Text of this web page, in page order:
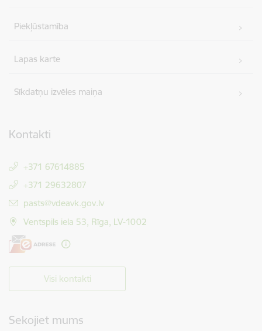
Piekļūstamība
Lapas karte
Sīkdatņu izvēles maiņa
Kontakti
+371 67614885
+371 29632807
E-pasts:
pasts@vdeavk.gov.lv
Ventspils iela 53, Rīga, LV-1002
Visi kontakti
Sekojiet mums